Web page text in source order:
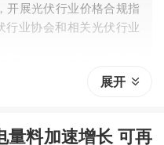
展光伏行业价格合规指
行业协会和相关光伏行业
律走向制度约束。展开
量料加速增长 可再